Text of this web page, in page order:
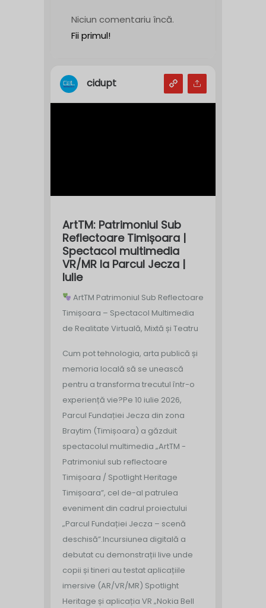
Niciun comentariu încă.
Fii primul!
cidupt
ArtTM: Patrimoniul Sub
Reflectoare Timișoara |
Spectacol multimedia
VR/MR la Parcul Jecza |
Iulie
ArtTM Patrimoniul Sub Reflectoare
Timișoara – Spectacol Multimedia
de Realitate Virtuală, Mixtă și Teatru
Cum pot tehnologia, arta publică și
memoria locală să se unească
pentru a transforma trecutul într-o
experiență vie?Pe 10 iulie 2026,
Parcul Fundației Jecza din zona
Braytim (Timișoara) a găzduit
spectacolul multimedia „ArtTM -
Patrimoniul sub reflectoare
Timișoara / Spotlight Heritage
Timișoara”, cel de-al patrulea
eveniment din cadrul proiectului
„Parcul Fundației Jecza – scenă
deschisă”.Incursiunea digitală a
debutat cu demonstrații live unde
copii și tineri au testat aplicațiile
imersive (AR/VR/MR) Spotlight
Heritage și aplicația VR „Nokia Bell